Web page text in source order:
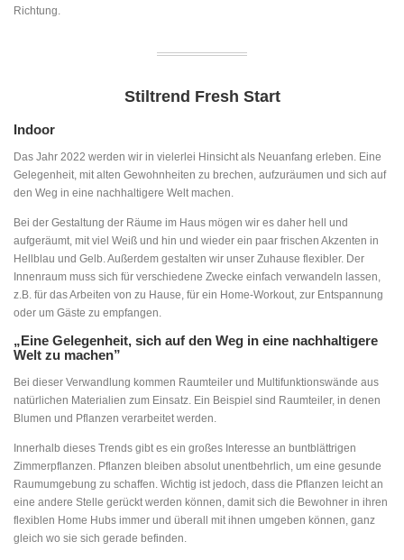
Richtung.
Stiltrend Fresh Start
Indoor
Das Jahr 2022 werden wir in vielerlei Hinsicht als Neuanfang erleben. Eine
Gelegenheit, mit alten Gewohnheiten zu brechen, aufzuräumen und sich auf
den Weg in eine nachhaltigere Welt machen.
Bei der Gestaltung der Räume im Haus mögen wir es daher hell und
aufgeräumt, mit viel Weiß und hin und wieder ein paar frischen Akzenten in
Hellblau und Gelb. Außerdem gestalten wir unser Zuhause flexibler. Der
Innenraum muss sich für verschiedene Zwecke einfach verwandeln lassen,
z.B. für das Arbeiten von zu Hause, für ein Home-Workout, zur Entspannung
oder um Gäste zu empfangen.
„Eine Gelegenheit, sich auf den Weg in eine nachhaltigere
Welt zu machen”
Bei dieser Verwandlung kommen Raumteiler und Multifunktionswände aus
natürlichen Materialien zum Einsatz. Ein Beispiel sind Raumteiler, in denen
Blumen und Pflanzen verarbeitet werden.
Innerhalb dieses Trends gibt es ein großes Interesse an buntblättrigen
Zimmerpflanzen. Pflanzen bleiben absolut unentbehrlich, um eine gesunde
Raumumgebung zu schaffen. Wichtig ist jedoch, dass die Pflanzen leicht an
eine andere Stelle gerückt werden können, damit sich die Bewohner in ihren
flexiblen Home Hubs immer und überall mit ihnen umgeben können, ganz
gleich wo sie sich gerade befinden.